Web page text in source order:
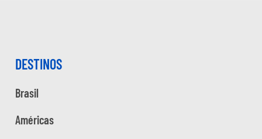
DESTINOS
Brasil
Américas